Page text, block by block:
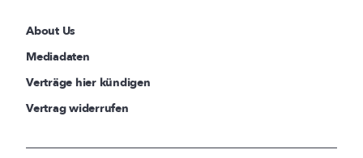
About Us
Mediadaten
Verträge hier kündigen
Vertrag widerrufen